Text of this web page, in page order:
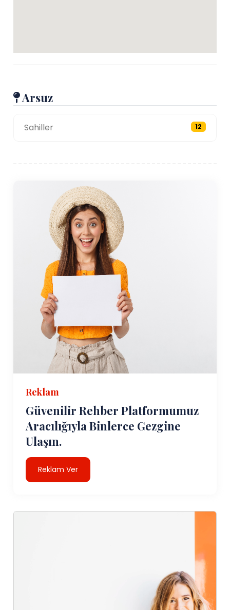
Arsuz
Sahiller 12
Reklam
Güvenilir Rehber Platformumuz
Aracılığıyla Binlerce Gezgine
Ulaşın.
Reklam Ver